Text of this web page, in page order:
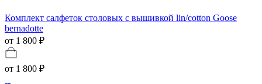
Комплект салфеток столовых с вышивкой lin/cotton Goose
bernadotte
от 1 800 ₽
от 1 800 ₽